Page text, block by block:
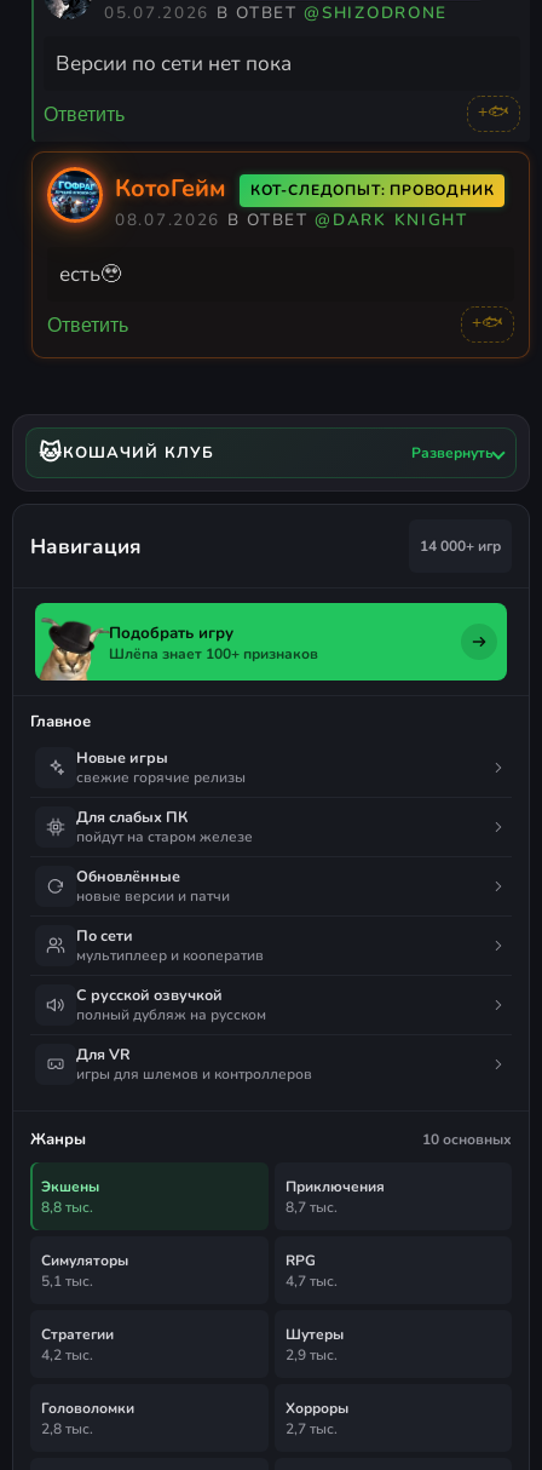
05.07.2026 В ОТВЕТ@SHIZODRONE
Версии по сети нет пока
Ответить +🐟
КотоГейм КОТ-СЛЕДОПЫТ: ПРОВОДНИК
08.07.2026 В ОТВЕТ@DARK KNIGHT
есть🥹
Ответить +🐟
🐱КОШАЧИЙ КЛУБ Развернуть
Навигация 14 000+ игр
Подобрать игру
Шлёпа знает 100+ признаков
Главное
Новые игры
свежие горячие релизы
Для слабых ПК
пойдут на старом железе
Обновлённые
новые версии и патчи
По сети
мультиплеер и кооператив
С русской озвучкой
полный дубляж на русском
Для VR
игры для шлемов и контроллеров
Жанры 10 основных
Экшены
8,8 тыс.
Приключения
8,7 тыс.
Симуляторы
5,1 тыс.
RPG
4,7 тыс.
Стратегии
4,2 тыс.
Шутеры
2,9 тыс.
Головоломки
2,8 тыс.
Хорроры
2,7 тыс.